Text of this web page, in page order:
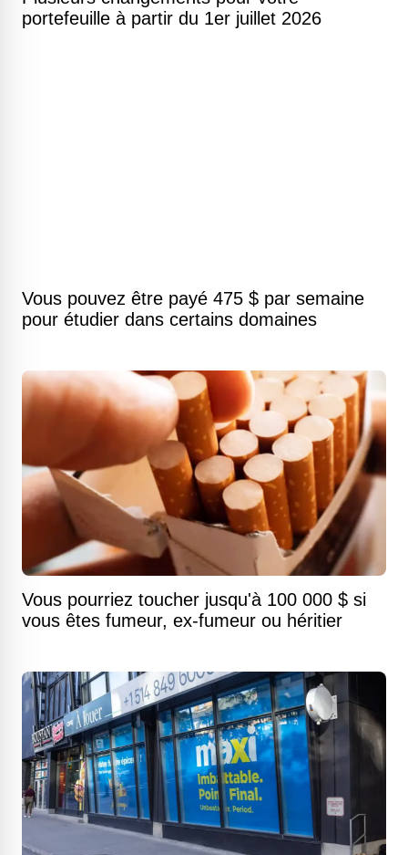
portefeuille à partir du 1er juillet 2026
Vous pouvez être payé 475 $ par semaine
pour étudier dans certains domaines
Vous pourriez toucher jusqu'à 100 000 $ si
vous êtes fumeur, ex-fumeur ou héritier